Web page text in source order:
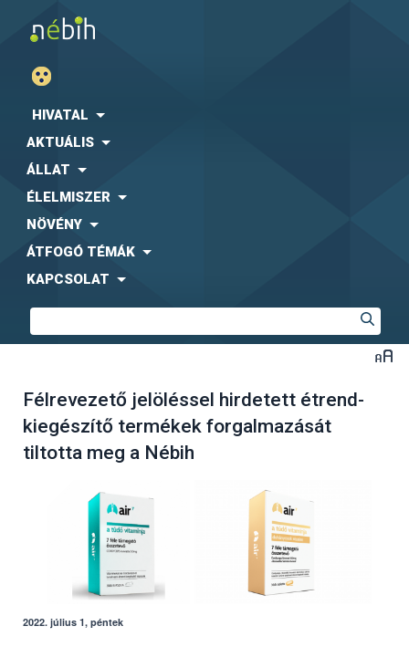
HIVATAL
AKTUÁLIS
ÁLLAT
ÉLELMISZER
NÖVÉNY
ÁTFOGÓ TÉMÁK
KAPCSOLAT
Félrevezető jelöléssel hirdetett étrend-
kiegészítő termékek forgalmazását
tiltotta meg a Nébih
2022. július 1, péntek